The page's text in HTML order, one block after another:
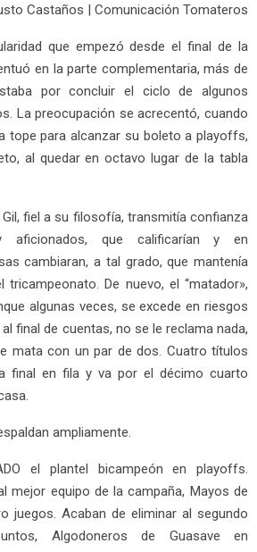
Castaños | Comunicación Tomateros
que empezó desde el final de la
en la parte complementaria, más de
por concluir el ciclo de algunos
La preocupación se acrecentó, cuando
tope para alcanzar su boleto a playoffs,
al quedar en octavo lugar de la tabla
Gil, fiel a su filosofía, transmitía confianza
que calificarían y en
cambiaran, a tal grado, que mantenía
De nuevo, el “matador»,
algunas veces, se excede en riesgos
final de cuentas, no se le reclama nada,
mata con un par de dos. Cuatro títulos
final en fila y va por el décimo cuarto
ampliamente.
el plantel bicampeón en playoffs.
mejor equipo de la campaña, Mayos de
juegos. Acaban de eliminar al segundo
Algodoneros de Guasave en